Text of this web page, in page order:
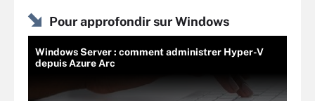
Pour approfondir sur Windows
Windows Server : comment administrer Hyper-V
depuis Azure Arc